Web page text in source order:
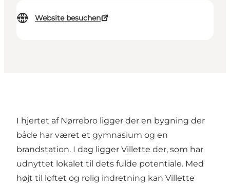
Website besuchen
I hjertet af Nørrebro ligger der en bygning der
både har været et gymnasium og en
brandstation. I dag ligger Villette der, som har
udnyttet lokalet til dets fulde potentiale. Med
højt til loftet og rolig indretning kan Villette